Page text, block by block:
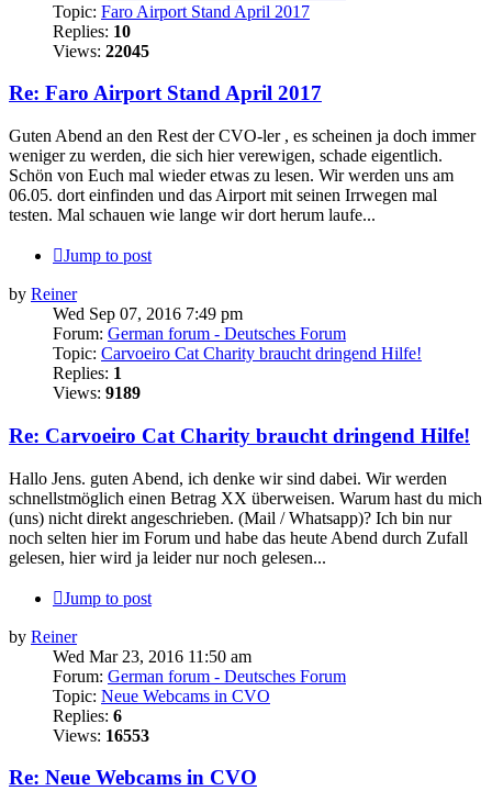
Topic: Faro Airport Stand April 2017
Replies: 10
Views: 22045
Re: Faro Airport Stand April 2017
Guten Abend an den Rest der CVO-ler , es scheinen ja doch immer
weniger zu werden, die sich hier verewigen, schade eigentlich.
Schön von Euch mal wieder etwas zu lesen. Wir werden uns am
06.05. dort einfinden und das Airport mit seinen Irrwegen mal
testen. Mal schauen wie lange wir dort herum laufe...
Jump to post
by Reiner
Wed Sep 07, 2016 7:49 pm
Forum: German forum - Deutsches Forum
Topic: Carvoeiro Cat Charity braucht dringend Hilfe!
Replies: 1
Views: 9189
Re: Carvoeiro Cat Charity braucht dringend Hilfe!
Hallo Jens. guten Abend, ich denke wir sind dabei. Wir werden
schnellstmöglich einen Betrag XX überweisen. Warum hast du mich
(uns) nicht direkt angeschrieben. (Mail / Whatsapp)? Ich bin nur
noch selten hier im Forum und habe das heute Abend durch Zufall
gelesen, hier wird ja leider nur noch gelesen...
Jump to post
by Reiner
Wed Mar 23, 2016 11:50 am
Forum: German forum - Deutsches Forum
Topic: Neue Webcams in CVO
Replies: 6
Views: 16553
Re: Neue Webcams in CVO